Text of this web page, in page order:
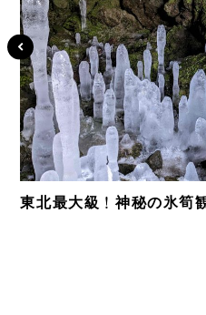
東北最大級！神秘の氷筍